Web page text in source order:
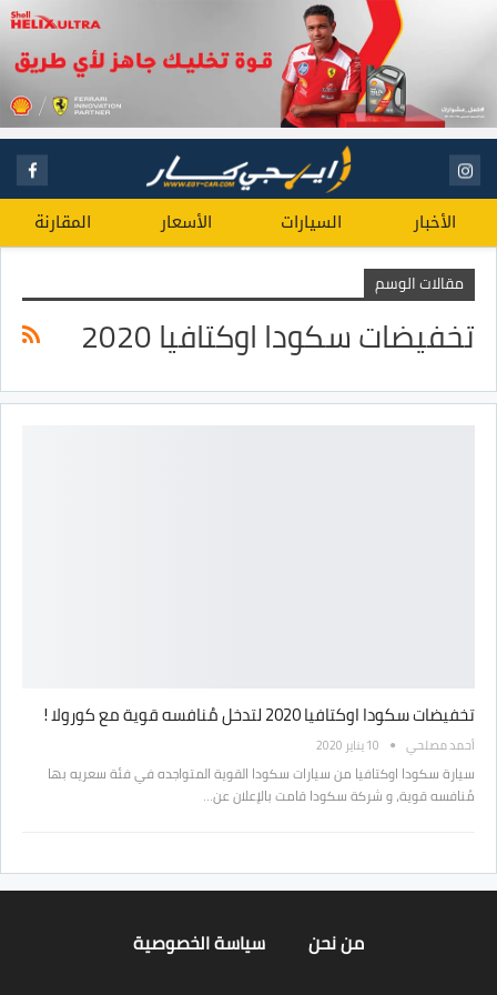
الأخبار السيارات الأسعار المقارنة
مقالات الوسم
تخفيضات سكودا اوكتافيا 2020
تخفيضات سكودا اوكتافيا 2020 لتدخل مُنافسه قوية مع كورولا !
أحمد مصلحي 10 يناير 2020
سيارة سكودا اوكتافيا من سيارات سكودا القوية المتواجده في فئة سعريه بها
مُنافسه قوية، و شركة سكودا قامت بالإعلان عن…
من نحن سياسة الخصوصية